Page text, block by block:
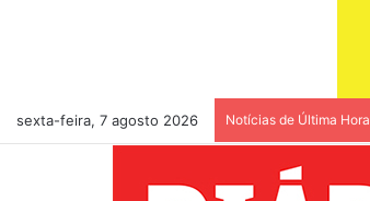
sexta-feira, 7 agosto 2026 Notícias de Última Hora